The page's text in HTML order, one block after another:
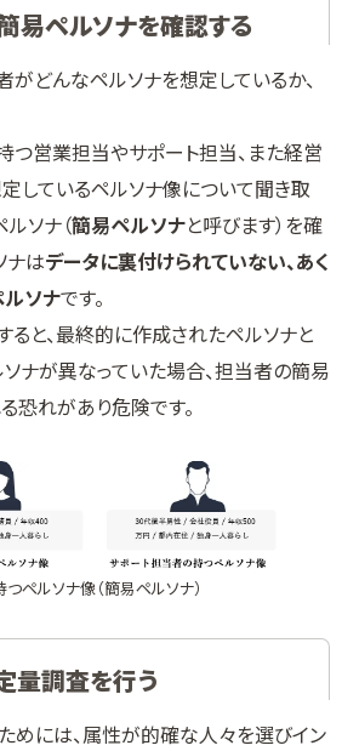
簡易ペルソナを確認する
がどんなペルソナを想定しているか、
つ営業担当やサポート担当、また経営
しているペルソナ像について聞き取
ソナ（簡易ペルソナと呼びます）を確
ナはデータに裏付けられていない、あく
ソナです。
ると、最終的に作成されたペルソナと
ナが異なっていた場合、担当者の簡易
恐れがあり危険です。
ペルソナ像（簡易ペルソナ）
量調査を行う
めには、属性が的確な人々を選びイン